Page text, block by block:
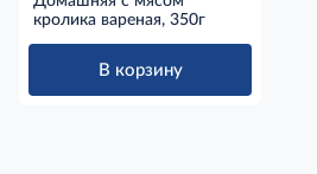
кролика вареная, 350г
В корзину